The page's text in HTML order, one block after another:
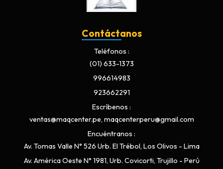
Contáctanos
Teléfonos
(01) 633-1373
996614983
923662291
Escríbenos
ventas@maqcenter.pe, maqcenterperu@gmail.com
Encuéntranos
Av. Tomas Valle N° 526 Urb. El Trébol, Los Olivos - Lima
Av. América Oeste N° 1981, Urb. Covicorti, Trujillo - Perú